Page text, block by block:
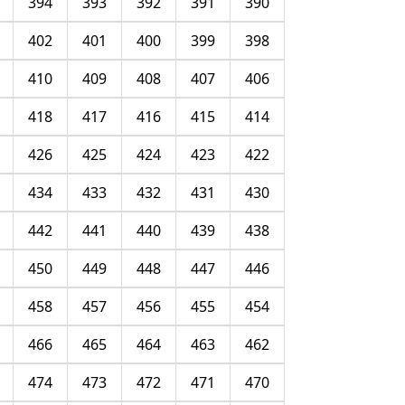
398
399
400
401
402
406
407
408
409
410
414
415
416
417
418
422
423
424
425
426
430
431
432
433
434
438
439
440
441
442
446
447
448
449
450
454
455
456
457
458
462
463
464
465
466
470
471
472
473
474